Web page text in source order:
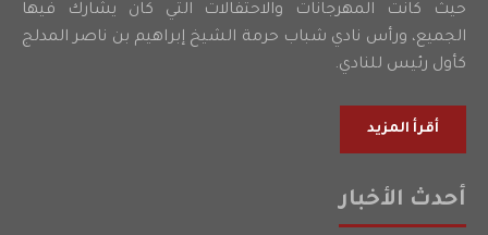
حيث كانت المهرجانات والاحتفالات التي كان يشارك فيها
الجميع، ورأس نادي شباب حرمة الشيخ إبراهيم بن ناصر المدلج
كأول رئيس للنادي.
أقرأ المزيد
أحدث الأخبار